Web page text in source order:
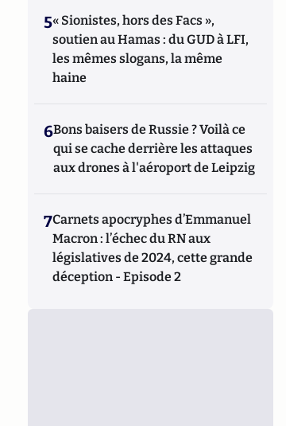
5« Sionistes, hors des Facs »,
soutien au Hamas : du GUD à LFI,
les mêmes slogans, la même
haine
6Bons baisers de Russie ? Voilà ce
qui se cache derrière les attaques
aux drones à l'aéroport de Leipzig
7Carnets apocryphes d’Emmanuel
Macron : l’échec du RN aux
législatives de 2024, cette grande
déception - Episode 2